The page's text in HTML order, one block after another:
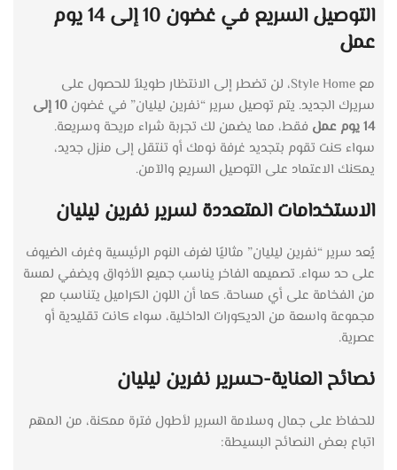
التوصيل السريع في غضون 10 إلى 14 يوم
عمل
مع Style Home، لن تضطر إلى الانتظار طويلاً للحصول على
سريرك الجديد. يتم توصيل سرير “نفرين ليليان” في غضون
10 إلى
14 يوم عمل
فقط، مما يضمن لك تجربة شراء مريحة وسريعة.
سواء كنت تقوم بتجديد غرفة نومك أو تنتقل إلى منزل جديد،
يمكنك الاعتماد على التوصيل السريع والآمن.
الاستخدامات المتعددة لسرير نفرين ليليان
يُعد سرير “نفرين ليليان” مثاليًا لغرف النوم الرئيسية وغرف الضيوف
على حد سواء. تصميمه الفاخر يناسب جميع الأذواق ويضفي لمسة
من الفخامة على أي مساحة. كما أن اللون الكراميل يتناسب مع
مجموعة واسعة من الديكورات الداخلية، سواء كانت تقليدية أو
عصرية.
نصائح العناية-حسرير نفرين ليليان
للحفاظ على جمال وسلامة السرير لأطول فترة ممكنة، من المهم
اتباع بعض النصائح البسيطة: